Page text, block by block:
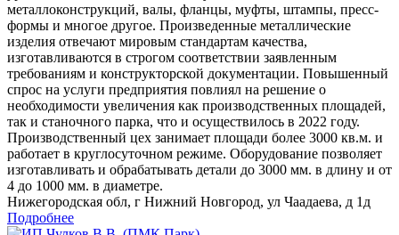
металлоконструкций, валы, фланцы, муфты, штампы, пресс-
формы и многое другое. Произведенные металлические
изделия отвечают мировым стандартам качества,
изготавливаются в строгом соответствии заявленным
требованиям и конструкторской документации. Повышенный
спрос на услуги предприятия повлиял на решение о
необходимости увеличения как производственных площадей,
так и станочного парка, что и осуществилось в 2022 году.
Производственный цех занимает площади более 3000 кв.м. и
работает в круглосуточном режиме. Оборудование позволяет
изготавливать и обрабатывать детали до 3000 мм. в длину и от
4 до 1000 мм. в диаметре.
Нижегородская обл, г Нижний Новгород, ул Чаадаева, д 1д
Подробнее